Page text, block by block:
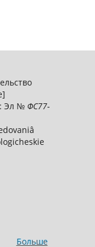
Эл № ФС77-